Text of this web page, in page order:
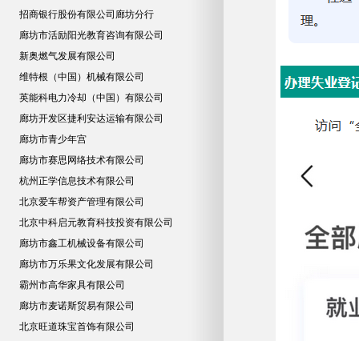
招商银行股份有限公司廊坊分行
廊坊市活励阳光教育咨询有限公司
新奥燃气发展有限公司
维特根（中国）机械有限公司
英能科电力冷却（中国）有限公司
廊坊开发区捷利安达运输有限公司
廊坊市青少年宫
廊坊市赛思网络技术有限公司
杭州正学信息技术有限公司
北京爱车帮资产管理有限公司
北京中科启元教育科技投资有限公司
廊坊市鑫工机械设备有限公司
廊坊市万乐果文化发展有限公司
霸州市高华家具有限公司
廊坊市麦诺斯贸易有限公司
北京旺道珠宝首饰有限公司